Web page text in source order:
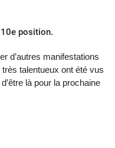
position.
d’autres manifestations
talentueux ont été vus
là pour la prochaine